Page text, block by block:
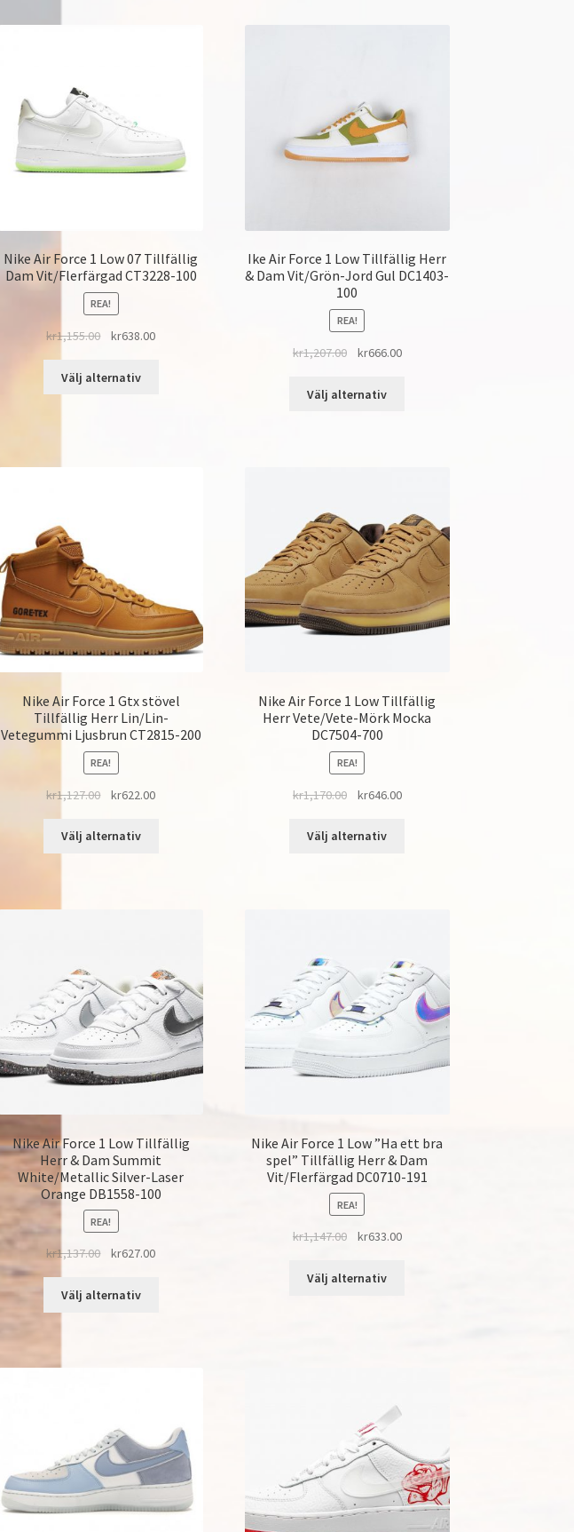
Nike Air Force 1 Low 07 Tillfällig
Dam Vit/Flerfärgad CT3228-100
REA!
kr1,155.00 kr638.00
Välj alternativ
Ike Air Force 1 Low Tillfällig Herr
& Dam Vit/Grön-Jord Gul DC1403-
100
REA!
kr1,207.00 kr666.00
Välj alternativ
Nike Air Force 1 Gtx stövel
Tillfällig Herr Lin/Lin-
Vetegummi Ljusbrun CT2815-200
REA!
kr1,127.00 kr622.00
Välj alternativ
Nike Air Force 1 Low Tillfällig
Herr Vete/Vete-Mörk Mocka
DC7504-700
REA!
kr1,170.00 kr646.00
Välj alternativ
Nike Air Force 1 Low Tillfällig
Herr & Dam Summit
White/Metallic Silver-Laser
Orange DB1558-100
REA!
kr1,137.00 kr627.00
Välj alternativ
Nike Air Force 1 Low ”Ha ett bra
spel” Tillfällig Herr & Dam
Vit/Flerfärgad DC0710-191
REA!
kr1,147.00 kr633.00
Välj alternativ